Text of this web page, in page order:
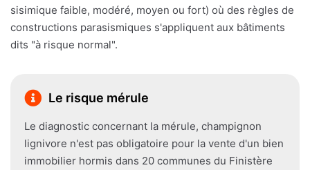
sisimique faible, modéré, moyen ou fort) où des règles de
constructions parasismiques s'appliquent aux bâtiments
dits "à risque normal".
Le risque mérule
Le diagnostic concernant la mérule, champignon
lignivore n'est pas obligatoire pour la vente d'un bien
immobilier hormis dans 20 communes du Finistère